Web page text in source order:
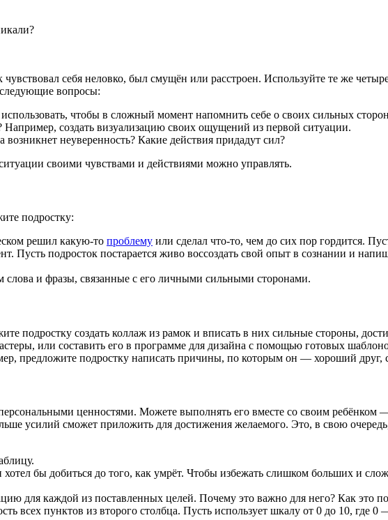
себя неловко, был смущён или расстроен. Используйте те же
следующие вопросы:
чтобы в сложный момент напомнить себе о своих сильных
Например, создать визуализацию своих ощущений из первой ситуации.
неуверенность? Какие действия придадут сил?
своими чувствами и действиями можно управлять.
подростку:
решил какую‑то проблему или сделал что‑то, чем до сих пор гордится.
Пусть подросток постарается живо воссоздать свой опыт в сознании и
слова и фразы, связанные с его личными сильными сторонами.
подростку создать коллаж из рамок и вписать в них сильные стороны,
или составить его в программе для дизайна с помощью готовых
предложите подростку написать причины, по которым он — хороший друг,
ценностями. Можете выполнять его вместе со своим ребёнком
усилий сможет приложить для достижения желаемого. Это, в свою
хотел бы добиться до того, как умрёт. Чтобы избежать слишком больших и
для каждой из поставленных целей. Почему это важно для него? Как это
всех пунктов из второго столбца. Пусть использует шкалу от 0 до 10,